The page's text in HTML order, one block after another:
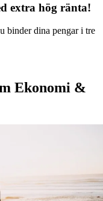
extra hög ränta!
binder dina pengar i tre
Ekonomi &